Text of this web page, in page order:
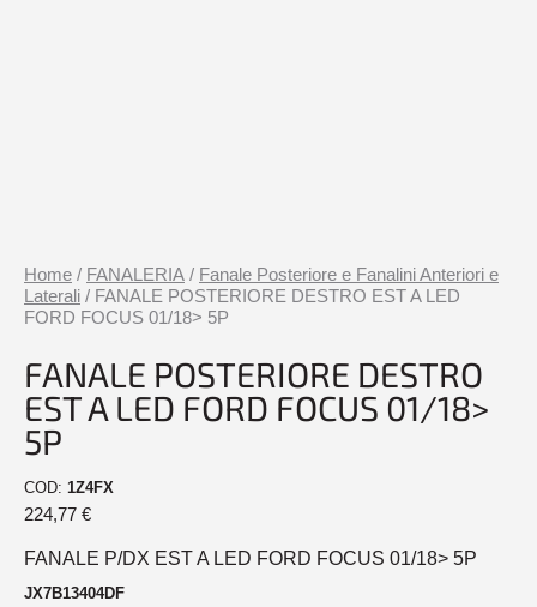
Home / FANALERIA / Fanale Posteriore e Fanalini Anteriori e
Laterali / FANALE POSTERIORE DESTRO EST A LED
FORD FOCUS 01/18> 5P
FANALE POSTERIORE DESTRO
EST A LED FORD FOCUS 01/18>
5P
COD: 1Z4FX
224,77 €
FANALE P/DX EST A LED FORD FOCUS 01/18> 5P
JX7B13404DF